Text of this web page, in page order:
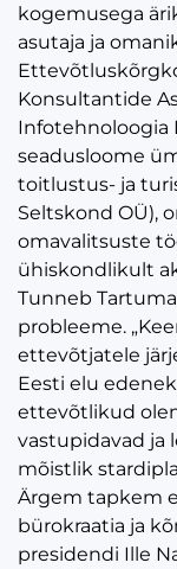
kogemusega
asutaja ja
Konsultantide
Infotehnoloogia
seadusloome
toitlustus- ja
Seltskond OÜ),
omavalitsuste
ühiskondlikult
Tunneb
probleeme.
ettevõtjatele
Eesti elu
ettevõtlikud
vastupidavad ja
mõistlik
Ärgem tapkem
bürokraatia ja
presidendi Ille